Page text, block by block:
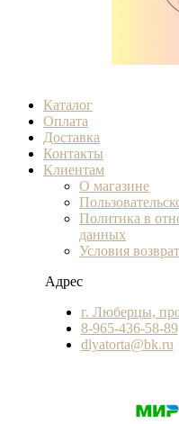
Каталог
Оплата
Доставка
Контакты
Клиентам
О магазине
Политика в
данных
Условия
Адрес
г. Люберцы,
8-965-436-58-89
dlyatorta@bk.ru